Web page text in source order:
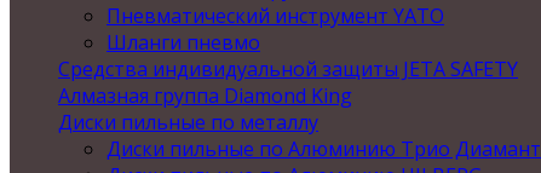
Пневматический инструмент YATO
Шланги пневмо
Средства индивидуальной защиты JETA SAFETY
Алмазная группа Diamond King
Диски пильные по металлу
Диски пильные по Алюминию Трио Диамант